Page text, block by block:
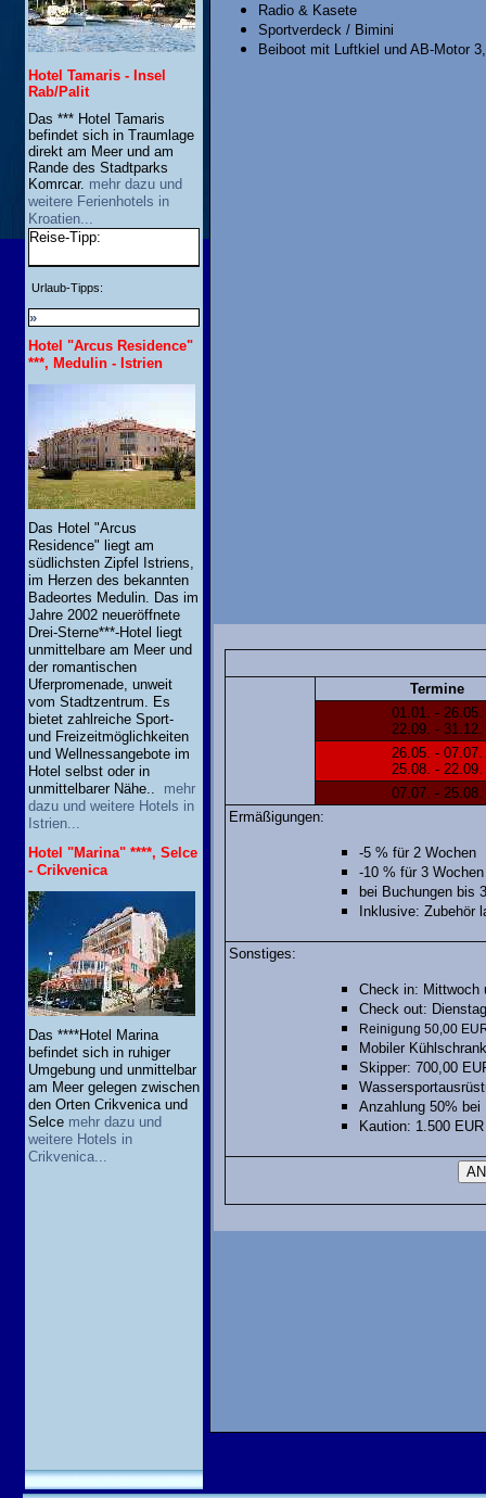
Hotel Tamaris - Insel
Rab/Palit
Das *** Hotel Tamaris
befindet sich in Traumlage
direkt am Meer und am
Rande des Stadtparks
Komrcar. mehr dazu und
weitere Ferienhotels in
Kroatien...
Reise-Tipp:
Urlaub-Tipps:
»
Hotel "Arcus Residence"
***, Medulin - Istrien
Das Hotel "Arcus
Residence" liegt am
südlichsten Zipfel Istriens,
im Herzen des bekannten
Badeortes Medulin. Das im
Jahre 2002 neueröffnete
Drei-Sterne***-Hotel liegt
unmittelbare am Meer und
der romantischen
Uferpromenade, unweit
vom Stadtzentrum. Es
bietet zahlreiche Sport-
und Freizeitmöglichkeiten
und Wellnessangebote im
Hotel selbst oder in
unmittelbarer Nähe.. mehr
dazu und weitere Hotels in
Istrien...
Hotel "Marina" ****, Selce
- Crikvenica
Das ****Hotel Marina
befindet sich in ruhiger
Umgebung und unmittelbar
am Meer gelegen zwischen
den Orten Crikvenica und
Selce mehr dazu und
weitere Hotels in
Crikvenica...
Radio & Kasete
Sportverdeck / Bimini
Beiboot mit Luftkiel und AB-Motor
Termine
01.01. - 26.05.
22.09. - 31.12.
26.05. - 07.07.
25.08. - 22.09.
07.07. - 25.08.
Ermäßigungen:
-5 % für 2 Wochen
-10 % für 3 Wochen
bei Buchungen bis
Inklusive: Zubehör
Sonstiges:
Check in: Mittwoch
Check out:
Reinigung 50,00
Mobiler
Skipper: 700,00
Anzahlung 50% bei
Kaution: 1.500